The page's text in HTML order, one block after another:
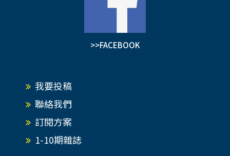
>>FACEBOOK
我要投稿
聯絡我們
訂閱方案
1-10期雜誌